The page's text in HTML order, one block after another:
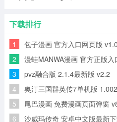
游戏优势：
下载排行
1 包子漫画 官方入口网页版 v1.0
2 漫蛙MANWA漫画 官方正版入
3 pvz融合版 2.1.4最新版 v2.2
4 奥汀三国群英传7单机版 1.002
5 尾巴漫画 免费漫画页面弹窗
6 沙威玛传奇 安卓中文版最新